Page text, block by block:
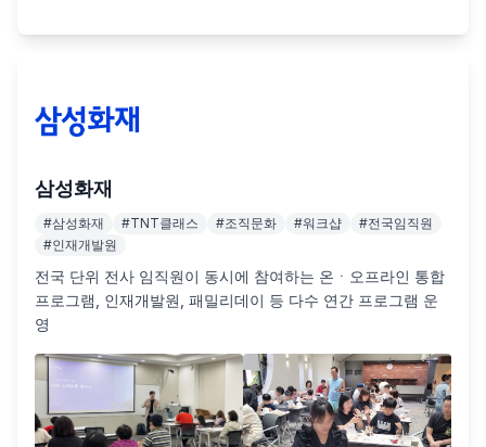
삼성화재
#삼성화재 #TNT클래스 #조직문화 #워크샵 #전국임직원
#인재개발원
전국 단위 전사 임직원이 동시에 참여하는 온ㆍ오프라인 통합
프로그램, 인재개발원, 패밀리데이 등 다수 연간 프로그램 운
영